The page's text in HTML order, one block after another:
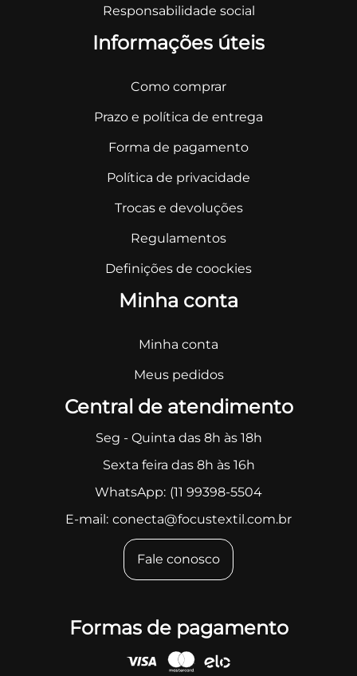
Responsabilidade social
Informações úteis
Como comprar
Prazo e política de entrega
Forma de pagamento
Política de privacidade
Trocas e devoluções
Regulamentos
Definições de coockies
Minha conta
Minha conta
Meus pedidos
Central de atendimento
Seg - Quinta das 8h às 18h
Sexta feira das 8h às 16h
WhatsApp: (11 99398-5504
E-mail: conecta@focustextil.com.br
Fale conosco
Formas de pagamento